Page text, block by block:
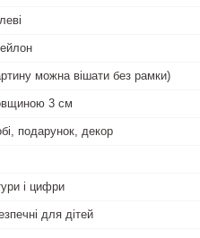
можна вішати без рамки)
3 см
подарунок, декор
і цифри
для дітей